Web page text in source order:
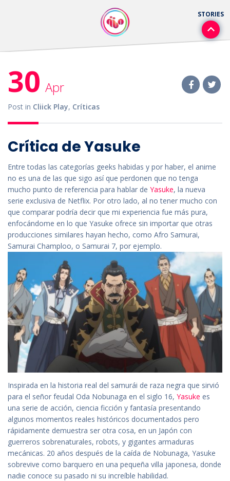
30 Apr
Post in Cliick Play, Críticas
Crítica de Yasuke
Entre todas las categorías geeks habidas y por haber, el anime
no es una de las que sigo así que perdonen que no tenga
mucho punto de referencia para hablar de Yasuke, la nueva
serie exclusiva de Netflix. Por otro lado, al no tener mucho con
que comparar podría decir que mi experiencia fue más pura,
enfocándome en lo que Yasuke ofrece sin importar que otras
producciones similares hayan hecho, como Afro Samurai,
Samurai Champloo, o Samurai 7, por ejemplo.
Inspirada en la historia real del samurái de raza negra que sirvió
para el señor feudal Oda Nobunaga en el siglo 16, Yasuke es
una serie de acción, ciencia ficción y fantasía presentando
algunos momentos reales históricos documentados pero
rápidamente demuestra ser otra cosa, en un Japón con
guerreros sobrenaturales, robots, y gigantes armaduras
mecánicas. 20 años después de la caída de Nobunaga, Yasuke
sobrevive como barquero en una pequeña villa japonesa, donde
nadie conoce su pasado ni su increíble habilidad.